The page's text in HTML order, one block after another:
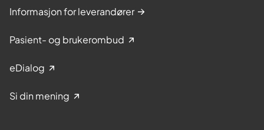
Informasjon for leverandører
Pasient- og brukerombud
eDialog
Si din mening